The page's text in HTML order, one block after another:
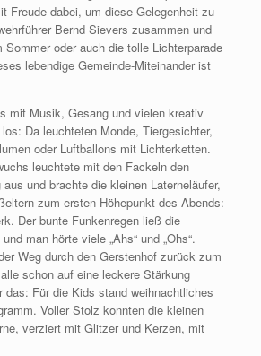
Freude dabei, um diese Gelegenheit zu
Bernd Sievers zusammen und
Sommer oder auch die tolle Lichterparade
lebendige Gemeinde-Miteinander ist
mit Musik, Gesang und vielen kreativ
Da leuchteten Monde, Tiergesichter,
oder Luftballons mit Lichterketten.
leuchtete mit den Fackeln den
und brachte die kleinen Laterneläufer,
zum ersten Höhepunkt des Abends:
Der bunte Funkenregen ließ die
man hörte viele „Ahs“ und „Ohs“.
Weg durch den Gerstenhof zurück zum
schon auf eine leckere Stärkung
das: Für die Kids stand weihnachtliches
Voller Stolz konnten die kleinen
verziert mit Glitzer und Kerzen, mit